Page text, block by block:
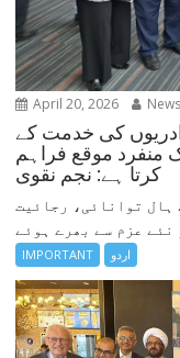
April 20, 2026
کو اپنی برادریوں کی خدمت کے
منفرد موقع فراہم
کرتا ہے: نجم نقوی
میں لبرل پارٹی کنونشن 2026 کے ہال توانائی، رجائیت
IMPORTANT اردو